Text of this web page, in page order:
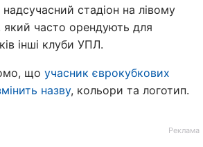
стадіон на лівому
який часто орендують для
інші клуби УПЛ.
що учасник єврокубкових
назву, кольори та логотип.